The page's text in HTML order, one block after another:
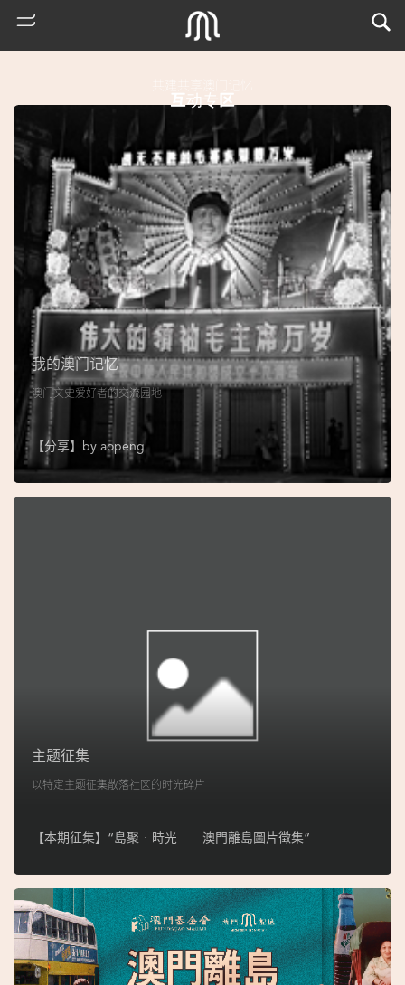
地
妈
阁
互动专区
我的澳门记忆
澳门文史爱好者的交流园地
【分享】by aopeng
主题征集
以特定主题征集散落社区的时光碎片
【本期征集】“島聚‧時光──澳門離島圖片徵集”